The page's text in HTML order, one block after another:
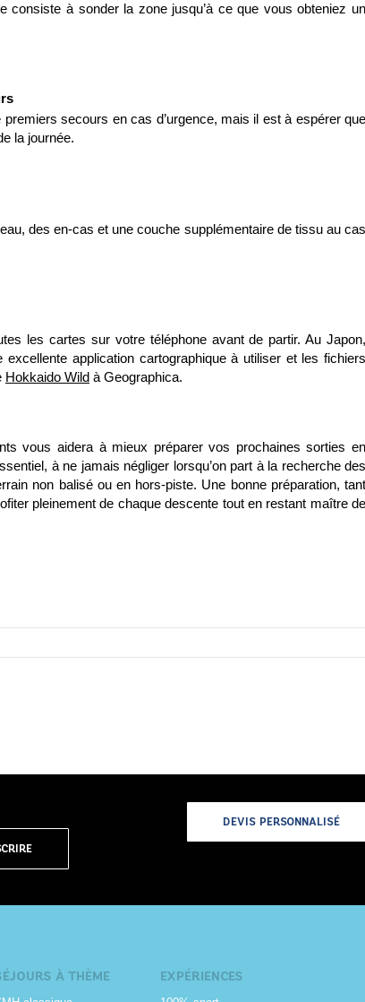
consiste à sonder la zone jusqu’à ce que vous obteniez un
premiers secours en cas d’urgence, mais il est à espérer que
la journée.
des en-cas et une couche supplémentaire de tissu au cas
les cartes sur votre téléphone avant de partir. Au Japon,
application cartographique à utiliser et les fichiers
Hokkaido Wild à Geographica.
vous aidera à mieux préparer vos prochaines sorties en
à ne jamais négliger lorsqu’on part à la recherche des
non balisé ou en hors-piste. Une bonne préparation, tant
pleinement de chaque descente tout en restant maître de
DEVIS PERSONNALISÉ
À THÈME EXPÉRIENCES